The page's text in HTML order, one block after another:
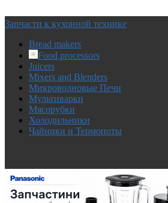
Запчасти к кухонной технике
Bread makers
Food processors
Juicers
Mixers and Blenders
Микроволновые Печи
Мультиварки
Мясорубки
Холодильники
Чайники и Термопоты